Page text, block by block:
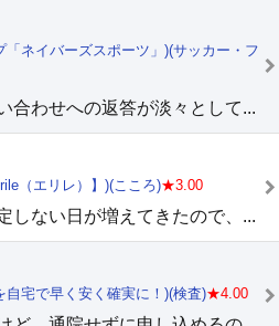
ネイバーズスポーツ」)(サッカー・フ
合わせへの返答が淡々として...
（エリレ）】)(こころ)★3.00
しない日が増えてきたので、...
宅で早く安く確実に！)(検査)★4.00